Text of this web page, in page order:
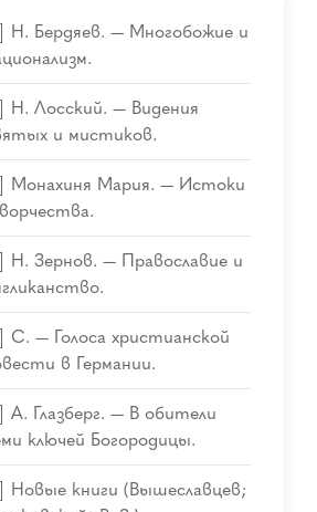
Н. Бердяев. — Многобожие и
Н. Лосский. — Видения
и мистиков.
Монахиня Мария. — Истоки
Н. Зернов. — Православие и
С. — Голоса христианской
в Германии.
А. Глазберг. — В обители
ключей Богородицы.
Новые книги (Вышеславцев;